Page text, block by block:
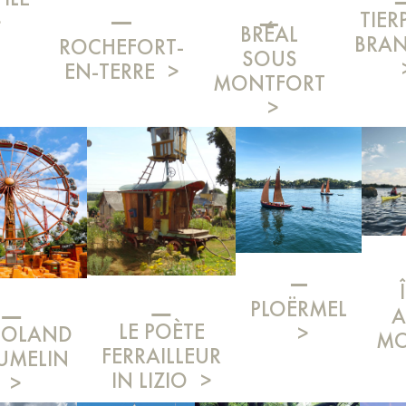
ROCHEFORT-
EN-TERRE
BRÉAL
SOUS
MONTFORT
LE POÈTE
FERRAILLEUR
IN LIZIO
PLOËRMEL